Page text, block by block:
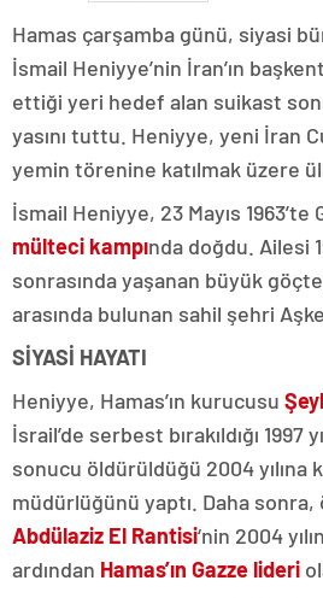
Hamas çarşamba günü, siyasi
İsmail Heniyye’nin İran’ın
ettiği yeri hedef alan suikast
yasını tuttu. Heniyye, yeni İran
yemin törenine katılmak üzere
İsmail Heniyye, 23 Mayıs 1963’te
mülteci kampında doğdu. Ailesi
sonrasında yaşanan büyük
arasında bulunan sahil şehri
SİYASİ HAYATI
Heniyye, Hamas’ın kurucusu
İsrail’de serbest bırakıldığı 1997
sonucu öldürüldüğü 2004 yılına
müdürlüğünü yaptı. Daha
Abdülaziz El Rantisi‘nin 2004
ardından Hamas’ın Gazze lideri